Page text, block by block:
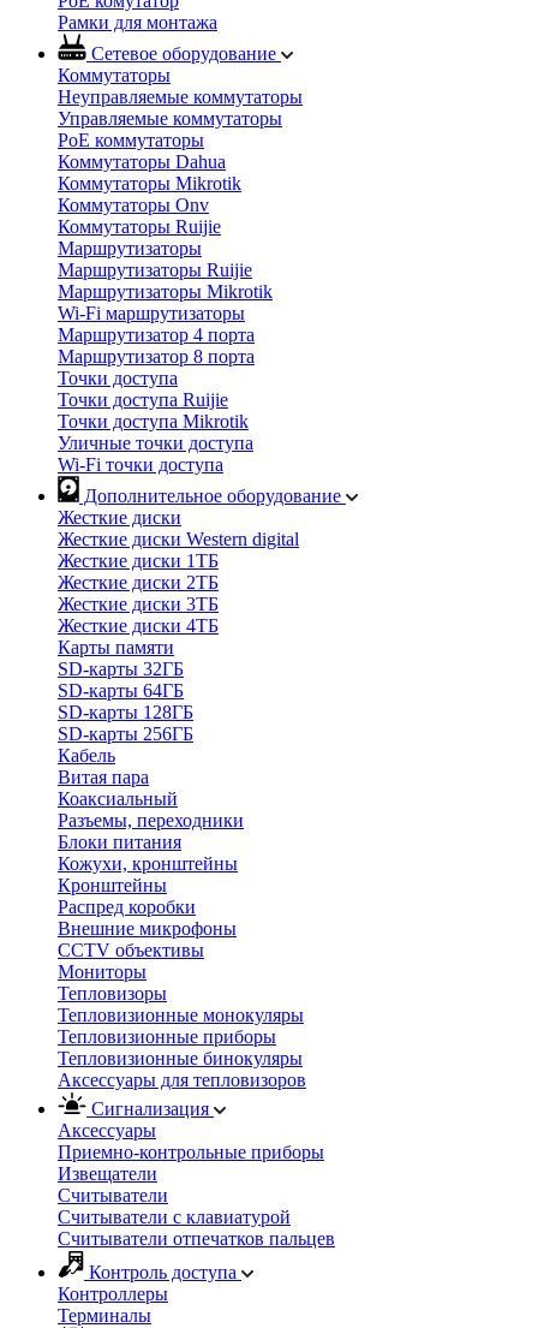
Рамки для монтажа
Сетевое оборудование
Коммутаторы
Неуправляемые коммутаторы
Управляемые коммутаторы
PoE коммутаторы
Коммутаторы Dahua
Коммутаторы Mikrotik
Коммутаторы Onv
Коммутаторы Ruijie
Маршрутизаторы
Маршрутизаторы Ruijie
Маршрутизаторы Mikrotik
Wi-Fi маршрутизаторы
Маршрутизатор 4 порта
Маршрутизатор 8 порта
Точки доступа
Точки доступа Ruijie
Точки доступа Mikrotik
Уличные точки доступа
Wi-Fi точки доступа
Дополнительное оборудование
Жесткие диски
Жесткие диски Western digital
Жесткие диски 1ТБ
Жесткие диски 2ТБ
Жесткие диски 3ТБ
Жесткие диски 4ТБ
Карты памяти
SD-карты 32ГБ
SD-карты 64ГБ
SD-карты 128ГБ
SD-карты 256ГБ
Кабель
Витая пара
Коаксиальный
Разъемы, переходники
Блоки питания
Кожухи, кронштейны
Кронштейны
Распред коробки
Внешние микрофоны
CCTV объективы
Мониторы
Тепловизоры
Тепловизионные монокуляры
Тепловизионные приборы
Тепловизионные бинокуляры
Аксессуары для тепловизоров
Сигнализация
Аксессуары
Приемно-контрольные приборы
Извещатели
Считыватели
Cчитыватели с клавиатурой
Cчитыватели отпечатков пальцев
Контроль доступа
Контроллеры
Терминалы